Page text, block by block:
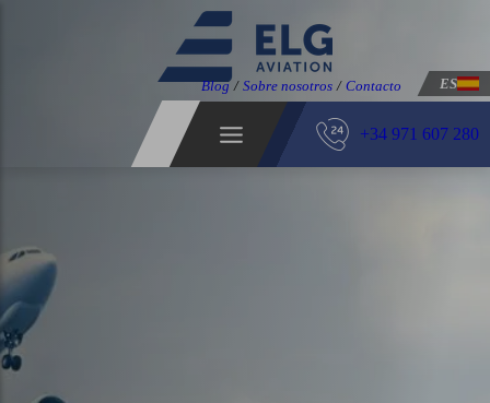
Blog / Sobre nosotros / Contacto ES
+34 971 607 280